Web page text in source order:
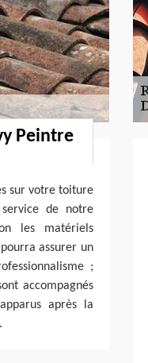
Peintre
sur votre toiture
de notre
les matériels
assurer un
;
accompagnés
après la